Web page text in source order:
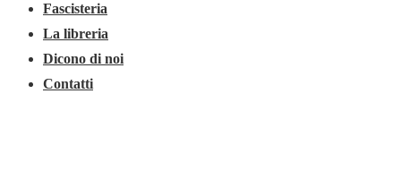
Fascisteria
La libreria
Dicono di noi
Contatti